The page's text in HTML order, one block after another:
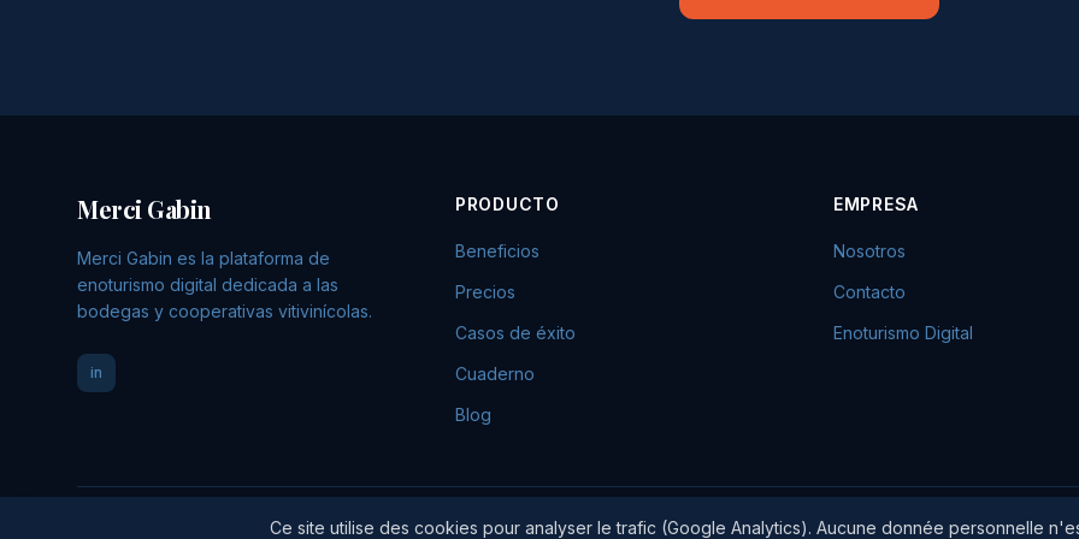
Merci Gabin
Merci Gabin es la plataforma de
enoturismo digital dedicada a las
bodegas y cooperativas vitivinícolas.
in
PRODUCTO
Beneficios
Precios
Casos de éxito
Cuaderno
Blog
EMPRESA
Nosotros
Contacto
Enoturismo Digital
© 2026 Merci Gabin. Todos los derechos reservados.Ce site utilise des cookies pour analyser le trafic (Google Analytics). Aucune donnée personnelle